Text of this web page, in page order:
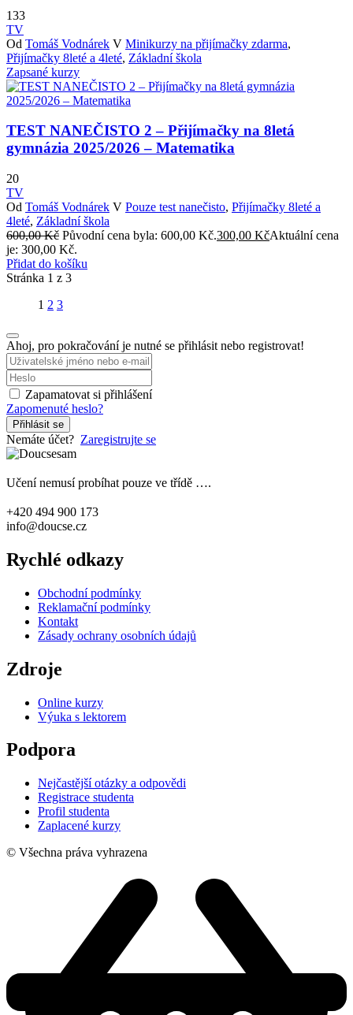
133
TV
Od Tomáš Vodnárek V Minikurzy na přijímačky zdarma,
Přijímačky 8leté a 4leté, Základní škola
Zapsané kurzy
TEST NANEČISTO 2 – Přijímačky na 8letá
gymnázia 2025/2026 – Matematika
20
TV
Od Tomáš Vodnárek V Pouze test nanečisto, Přijímačky 8leté a
4leté, Základní škola
600,00Kč Původní cena byla: 600,00 Kč.300,00 KčAktuální cena
je: 300,00 Kč.
Přidat do košíku
Stránka 1 z 3
1 2 3
Ahoj, pro pokračování je nutné se přihlásit nebo registrovat!
Zapamatovat si přihlášení
Zapomenuté heslo?
Přihlásit se
Nemáte účet? Zaregistrujte se
Učení nemusí probíhat pouze ve třídě ….
+420 494 900 173
info@doucse.cz
Rychlé odkazy
Obchodní podmínky
Reklamační podmínky
Kontakt
Zásady ochrany osobních údajů
Zdroje
Online kurzy
Výuka s lektorem
Podpora
Nejčastější otázky a odpovědi
Registrace studenta
Profil studenta
Zaplacené kurzy
© Všechna práva vyhrazena